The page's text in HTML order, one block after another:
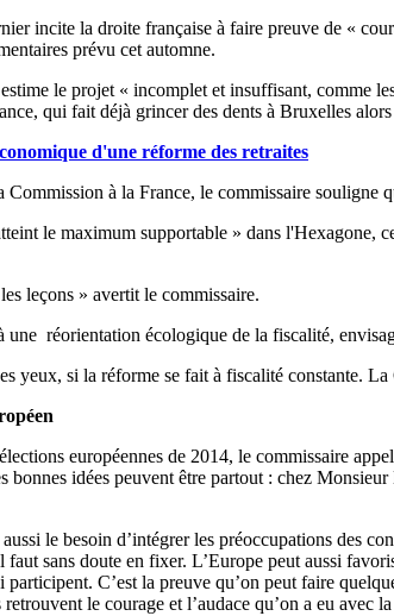
incite la droite française à faire preuve de «
prévu cet automne.
le projet « incomplet et insuffisant, comme
qui fait déjà grincer des dents à Bruxelles
d'une réforme des retraites
Commission à la France, le commissaire
le maximum supportable » dans l'Hexagone,
leçons » avertit le commissaire.
réorientation écologique de la fiscalité,
yeux, si la réforme se fait à fiscalité constante.
européennes de 2014, le commissaire
bonnes idées peuvent être partout : chez
le besoin d’intégrer les préoccupations des
sans doute en fixer. L’Europe peut aussi
C’est la preuve qu’on peut faire
le courage et l’audace qu’on a eu